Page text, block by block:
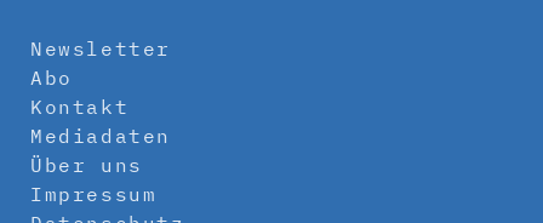
Newsletter
Abo
Kontakt
Mediadaten
Über uns
Impressum